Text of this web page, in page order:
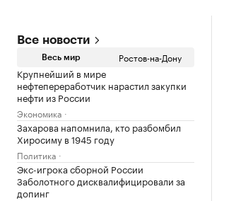
Все новости
Весь мир Ростов-на-Дону
Крупнейший в мире
нефтепереработчик нарастил закупки
нефти из России
Экономика
Захарова напомнила, кто разбомбил
Хиросиму в 1945 году
Политика
Экс-игрока сборной России
Заболотного дисквалифицировали за
допинг